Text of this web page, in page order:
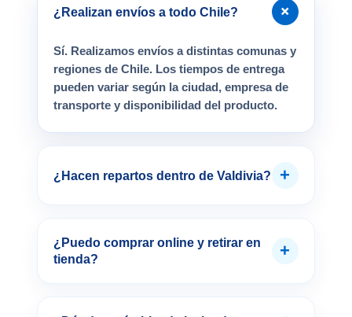
¿Realizan envíos a todo Chile? +
Sí. Realizamos envíos a distintas comunas y
regiones de Chile. Los tiempos de entrega
pueden variar según la ciudad, empresa de
transporte y disponibilidad del producto.
¿Hacen repartos dentro de Valdivia? +
¿Puedo comprar online y retirar en
tienda?
+